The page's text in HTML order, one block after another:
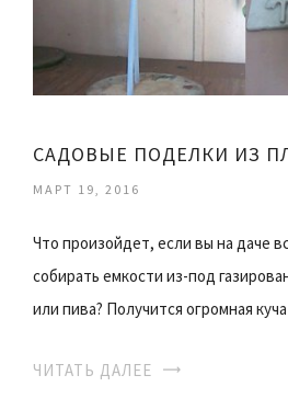
МАРТ 19, 2016
Что произойдет, если вы на даче
собирать емкости из-под
или пива? Получится огромная
ЧИТАТЬ ДАЛЕЕ